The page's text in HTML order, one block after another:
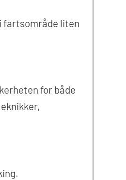
fartsområde liten
for både